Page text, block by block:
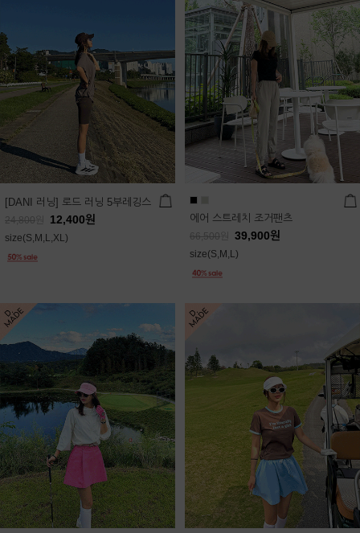
[DANI 러닝] 로드 러닝 5부레깅스
24,800 12,400원
size(S,M,L,XL)
에어 스트레치 조거팬츠
66,500 39,900원
size(S,M,L)